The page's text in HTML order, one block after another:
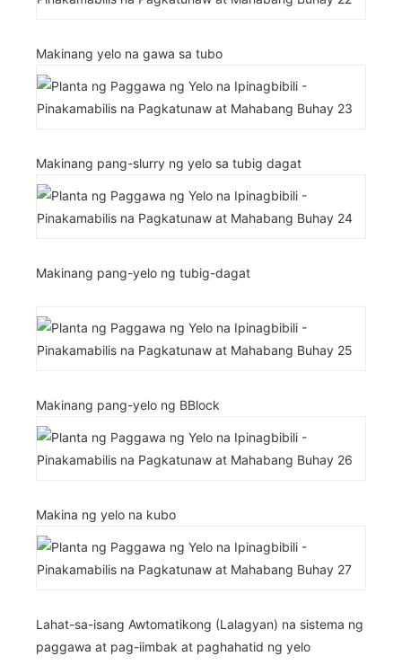
Makinang yelo na gawa sa tubo
Makinang pang-slurry ng yelo sa tubig dagat
Makinang pang-yelo ng tubig-dagat
Makinang pang-yelo ng BBlock
Makina ng yelo na kubo
Lahat-sa-isang Awtomatikong (Lalagyan) na sistema ng
paggawa at pag-iimbak at paghahatid ng yelo